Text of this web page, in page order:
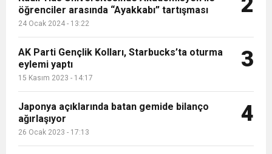
kapsam genişledi
harekete geçti! İşte ürünlere yapılan indirim
oranı
12:57 Şiddetli fırtına Avrupa’yı felç etti, 13 kişi öldü
12:54 Gaziantep’te zincirleme kaza! 16 kişi hayatını
öğrenciler arasında “Ayakkabı” tartışması
24 Ocak 2024 - 13:22
AK Parti Gençlik Kolları, Starbucks’ta oturma
eylemi yaptı
15 Kasım 2023 - 14:17
3
Japonya açıklarında batan gemide bilanço
ağırlaşıyor
26 Ocak 2023 - 17:13
4